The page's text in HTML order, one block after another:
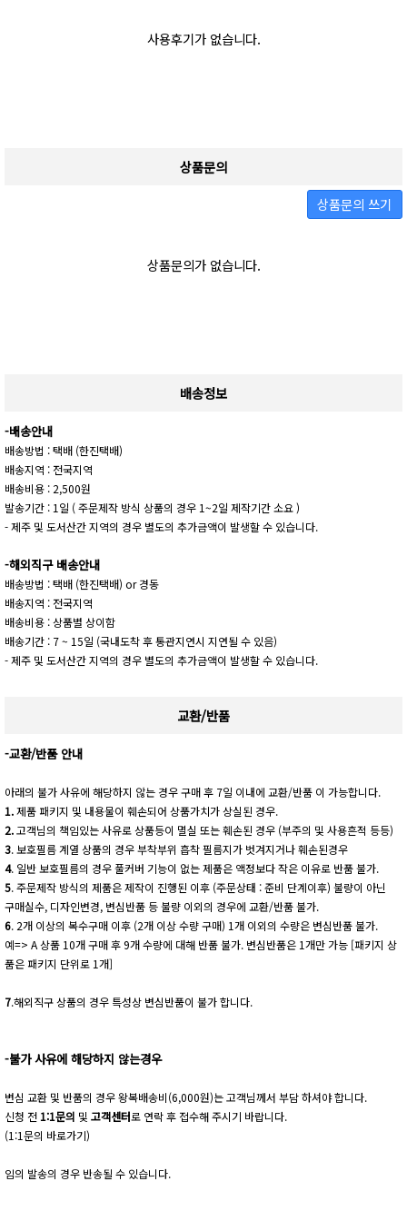
사용후기가 없습니다.
상품문의
상품문의 쓰기
상품문의가 없습니다.
배송정보
-배송안내
배송방법 : 택배 (한진택배)
배송지역 : 전국지역
배송비용 : 2,500원
발송기간 : 1일 ( 주문제작 방식 상품의 경우 1~2일 제작기간 소요 )
- 제주 및 도서산간 지역의 경우 별도의 추가금액이 발생할 수 있습니다.
-해외직구 배송안내
배송방법 : 택배 (한진택배) or 경동
배송지역 : 전국지역
배송비용 : 상품별 상이함
배송기간 : 7 ~ 15일 (국내도착 후 통관지연시 지연될 수 있음)
- 제주 및 도서산간 지역의 경우 별도의 추가금액이 발생할 수 있습니다.
교환/반품
-교환/반품 안내
아래의 불가 사유에 해당하지 않는 경우 구매 후 7일 이내에 교환/반품 이 가능합니다.
1.제품 패키지 및 내용물이 훼손되어 상품가치가 상실된 경우.
2.고객님의 책임있는 사유로 상품등이 멸실 또는 훼손된 경우 (부주의 및 사용흔적 등등)
3. 보호필름 계열 상품의 경우 부착부위 흡착 필름지가 벗겨지거나 훼손된경우
4. 일반 보호필름의 경우 풀커버 기능이 없는 제품은 액정보다 작은 이유로 반품 불가.
5. 주문제작 방식의 제품은 제작이 진행된 이후 (주문상태 : 준비 단계이후) 불량이 아닌
구매실수, 디자인변경, 변심반품 등 불량 이외의 경우에 교환/반품 불가.
6. 2개 이상의 복수구매 이후 (2개 이상 수량 구매) 1개 이외의 수량은 변심반품 불가.
예=> A 상품 10개 구매 후 9개 수량에 대해 반품 불가. 변심반품은 1개만 가능 [패키지 상
품은 패키지 단위로 1개]
7.해외직구 상품의 경우 특성상 변심반품이 불가 합니다.
-불가 사유에 해당하지 않는경우
변심 교환 및 반품의 경우 왕복배송비(6,000원)는 고객님께서 부담 하셔야 합니다.
신청 전 1:1문의 및 고객센터로 연락 후 접수해 주시기 바랍니다.
(1:1문의 바로가기)
임의 발송의 경우 반송될 수 있습니다.